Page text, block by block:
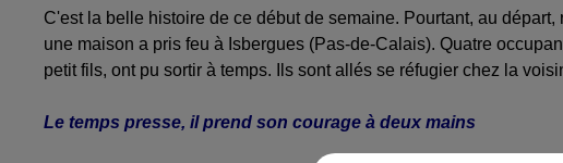
C'est la belle histoire de ce début de semaine. Pourtant, au
une maison a pris feu à Isbergues (Pas-de-Calais). Quatre
petit fils, ont pu sortir à temps. Ils sont allés se réfugier chez la
Le temps presse, il prend son courage à deux mains